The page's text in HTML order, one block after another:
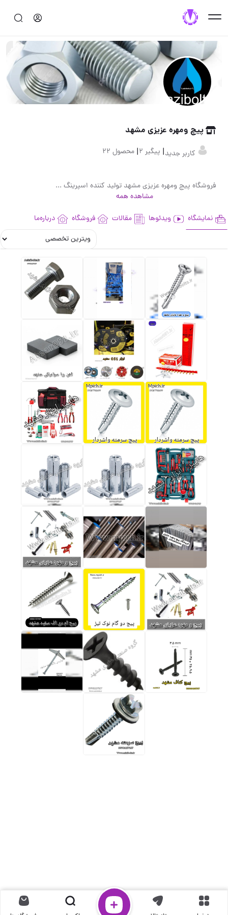
پیچ ومهره عزیزی مشهد
کاربر جدید| پیگیر 2 | محصول 22
فروشگاه پیچ ومهره عزیزی مشهد تولید کننده اسپرینگ پروانه بورس انواع پیچ پروانه ای پیچ ورولپلاک رولپلاک پروانه ای پیچ چوب قلاب لوستر پیچ اسپرینگ رولبولت پروانه ای
مشاهده همه
نمایشگاه ویدئوها مقالات فروشگاه درباره‌ما